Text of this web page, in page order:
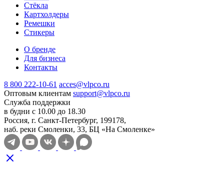
Cтёкла
Картхолдеры
Ремешки
Стикеры
О бренде
Для бизнеса
Контакты
8 800 222-10-61 acces@vlpco.ru
Оптовым клиентам support@vlpco.ru
Служба поддержки
в будни с 10.00 до 18.30
Россия, г. Санкт-Петербург, 199178,
наб. реки Смоленки, 33, БЦ «На Смоленке»